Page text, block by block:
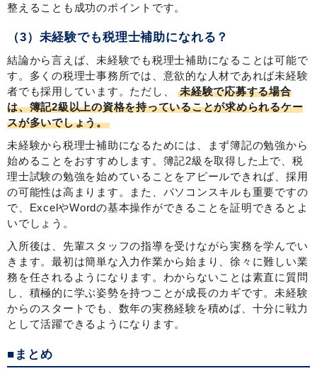
整えることも成功のポイントです。
（3）未経験でも税理士補助になれる？
結論から言えば、未経験でも税理士補助になることは可能で
す。多くの税理士事務所では、意欲的な人材であれば未経験
者でも採用しています。ただし、
未経験で応募する場合
は、簿記2級以上の資格を持っていることが求められるケー
スが多いでしょう。
未経験から税理士補助になるためには、まず簿記の勉強から
始めることをおすすめします。簿記2級を取得した上で、税
理士試験の勉強を始めていることをアピールできれば、採用
の可能性は高まります。また、パソコンスキルも重要ですの
で、ExcelやWordの基本操作ができることを証明できるとよ
いでしょう。
入所後は、先輩スタッフの指導を受けながら実務を学んでい
きます。最初は簡単な入力作業から始まり、徐々に難しい業
務を任されるようになります。わからないことは素直に質問
し、積極的に学ぶ姿勢を持つことが成長のカギです。未経験
からのスタートでも、数年の実務経験を積めば、十分に戦力
として活躍できるようになります。
■まとめ